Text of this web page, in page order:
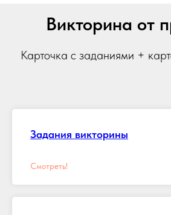
Викторина от
Карточка с заданиями +
Задания викторины
Смотреть!